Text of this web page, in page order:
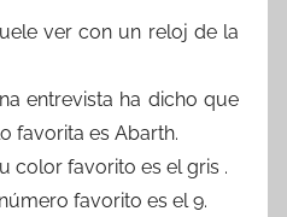
ver con un reloj de la
entrevista ha dicho que
favorita es Abarth.
color favorito es el gris .
favorito es el 9.